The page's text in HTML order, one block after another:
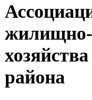
жилищно-
района